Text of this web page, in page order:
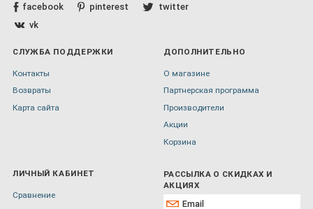
facebook pinterest
twitter
vk
СЛУЖБА ПОДДЕРЖКИ
Контакты
Возвраты
Карта сайта
ДОПОЛНИТЕЛЬНО
О магазине
Партнерская программа
Производители
Акции
Корзина
ЛИЧНЫЙ КАБИНЕТ
Сравнение
РАССЫЛКА О СКИДКАХ И
АКЦИЯХ